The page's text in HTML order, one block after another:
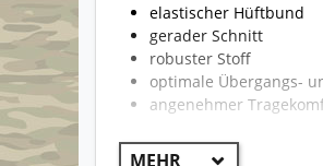
elastischer Hüftbund
gerader Schnitt
robuster Stoff
optimale Übergangs-
angenehmer